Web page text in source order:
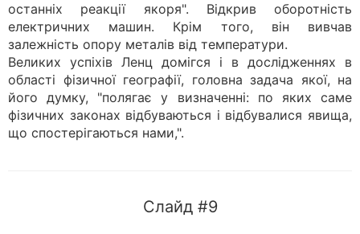
останніх реакції якоря". Відкрив оборотність
електричних машин. Крім того, він вивчав
залежність опору металів від температури.
Великих успіхів Ленц домігся і в дослідженнях в
області фізичної географії, головна задача якої, на
його думку, "полягає у визначенні: по яких саме
фізичних законах відбуваються і відбувалися явища,
що спостерігаються нами,".
Слайд #9